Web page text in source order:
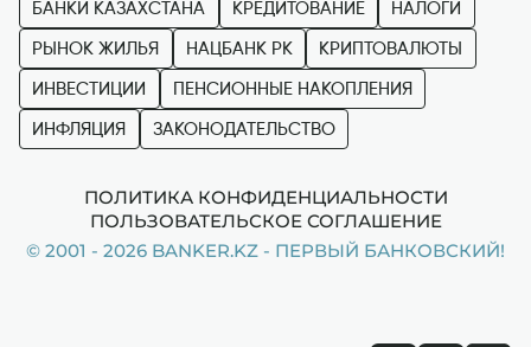
БАНКИ КАЗАХСТАНА КРЕДИТОВАНИЕ НАЛОГИ
РЫНОК ЖИЛЬЯ НАЦБАНК РК КРИПТОВАЛЮТЫ
ИНВЕСТИЦИИ ПЕНСИОННЫЕ НАКОПЛЕНИЯ
ИНФЛЯЦИЯ ЗАКОНОДАТЕЛЬСТВО
ПОЛИТИКА КОНФИДЕНЦИАЛЬНОСТИ
ПОЛЬЗОВАТЕЛЬСКОЕ СОГЛАШЕНИЕ
© 2001 - 2026 BANKER.KZ - ПЕРВЫЙ БАНКОВСКИЙ!